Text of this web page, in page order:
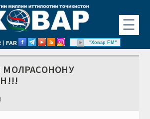
☰
| FAR "Ховар FM"
МОЛРАСОНОНУ